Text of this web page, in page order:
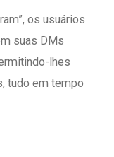
os usuários
suas DMs
lhes
tudo em tempo